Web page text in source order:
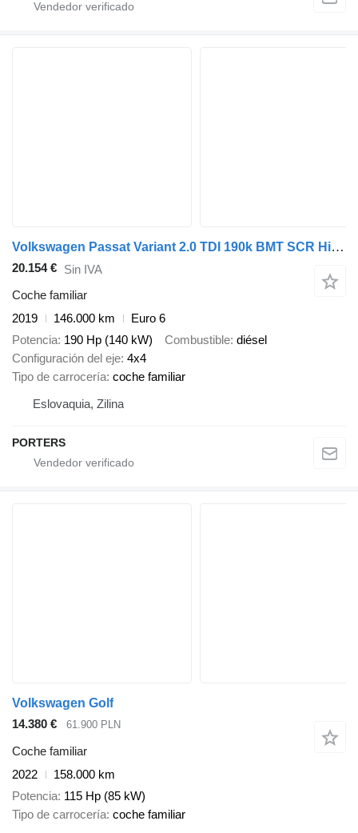
Volkswagen Passat Variant 2.0 TDI 190k BMT SCR High. R-Line 4MOTION DSG
20.154 € Sin IVA
Coche familiar
2019
146.000 km
Euro 6
Potencia 190 Hp (140 kW) Combustible diésel
Configuración del eje 4x4
Tipo de carrocería coche familiar
Eslovaquia, Zilina
PORTERS
Volkswagen Golf
14.380 €
61.900 PLN
Coche familiar
2022
158.000 km
Potencia 115 Hp (85 kW)
Tipo de carrocería coche familiar